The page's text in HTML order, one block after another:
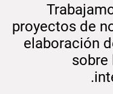
proyectos de
elaboración
sobre